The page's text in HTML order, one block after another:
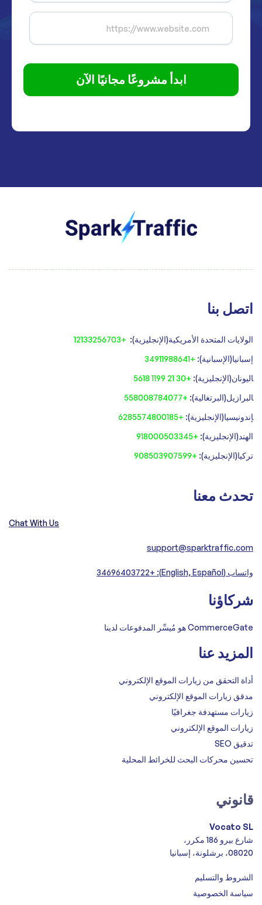
ابدأ مشروعًا مجانيًا الآن
اتصل بنا
الولايات المتحدة الأمريكية(الإنجليزية): +12133256703
إسبانيا(الإسبانية): +34911988641
‍اليونان(الإنجليزية): +30 21 1199 5618
‍البرازيل(البرتغالية): +558008784077‍
‍إندونيسيا(الإنجليزية): +6285574800185
الهند(الإنجليزية): +918000503345
تركيا(الإنجليزية): +908503907599
تحدث معنا
Chat With Us
support@sparktraffic.com
واتساب (English, Español): +34696403722
شركاؤنا
CommerceGate هو مُيسِّر المدفوعات لدينا
المزيد عنا
أداة التحقق من زيارات الموقع الإلكتروني
مدقق زيارات الموقع الإلكتروني
زيارات مستهدفة جغرافيًا
زيارات الموقع الإلكتروني
تدقيق SEO
تحسين محركات البحث للخرائط المحلية
قانوني
Vocato SL
شارع بيرو 186 مكرر،
08020، برشلونة، إسبانيا
الشروط والتسليم
سياسة الخصوصية